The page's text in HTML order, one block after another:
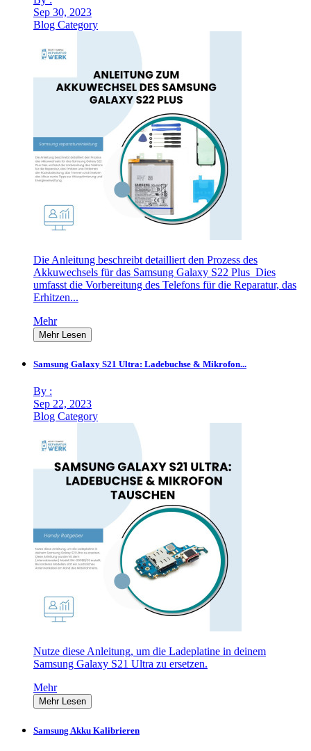
Sep 30, 2023
Blog Category
Die Anleitung beschreibt detailliert den Prozess des
Akkuwechsels für das Samsung Galaxy S22 Plus Dies
umfasst die Vorbereitung des Telefons für die Reparatur, das
Erhitzen...
Mehr
Mehr Lesen
Samsung Galaxy S21 Ultra: Ladebuchse & Mikrofon...
By :
Sep 22, 2023
Blog Category
Nutze diese Anleitung, um die Ladeplatine in deinem
Samsung Galaxy S21 Ultra zu ersetzen.
Mehr
Mehr Lesen
Samsung Akku Kalibrieren